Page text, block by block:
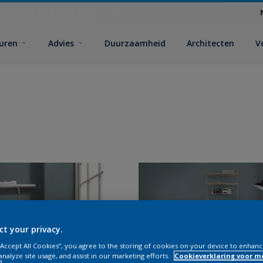
Advies Duurzaamheid Architecten
your privacy.
All Cookies”, you agree to the storing of cookies on your device to
site usage, and assist in our marketing efforts.
Cookieverklaring voor